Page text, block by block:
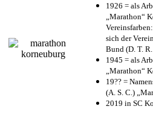
1926 = als
„Marathon“
sich der
Bund (D. T.
1945 = als
„Marathon“
19?? =
(A. S. C.)
2019 in SC